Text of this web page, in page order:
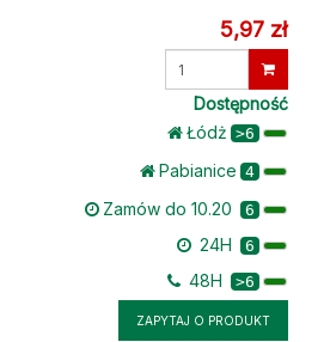
5,97 zł
Dostępność
Łódż >6
Pabianice 4
Zamów do 10.20 6
24H 6
48H >6
ZAPYTAJ O PRODUKT